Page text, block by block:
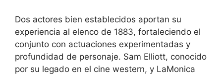
Dos actores bien establecidos aportan su
experiencia al elenco de 1883, fortaleciendo el
conjunto con actuaciones experimentadas y
profundidad de personaje. Sam Elliott, conocido
por su legado en el cine western, y LaMonica